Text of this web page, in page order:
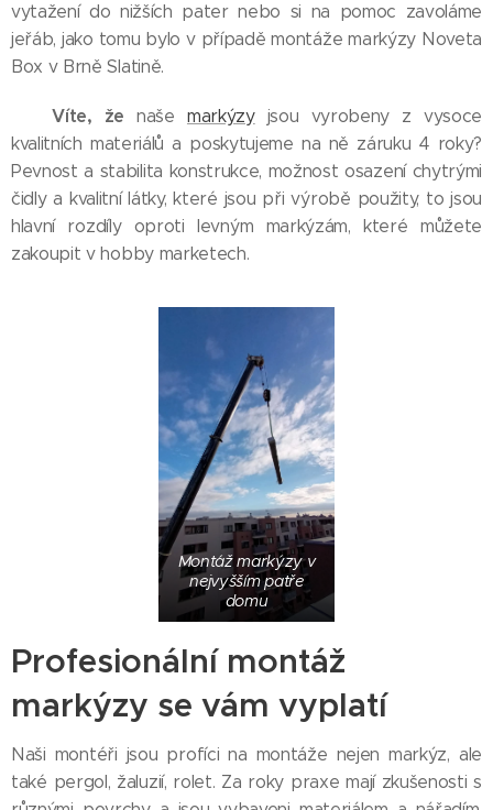
vytažení do nižších pater nebo si na pomoc zavoláme
jeřáb, jako tomu bylo v případě montáže markýzy Noveta
Box v Brně Slatině.
💡Víte, že naše markýzyjsou vyrobeny z vysoce
kvalitních materiálů a poskytujeme na ně záruku 4 roky?
Pevnost a stabilita konstrukce, možnost osazení chytrými
čidly a kvalitní látky, které jsou při výrobě použity, to jsou
hlavní rozdíly oproti levným markýzám, které můžete
zakoupit v hobby marketech.
Montáž markýzy v
nejvyšším patře
domu
Profesionální montáž
markýzy se vám vyplatí
Naši montéři jsou profíci na montáže nejen markýz, ale
také pergol, žaluzií, rolet. Za roky praxe mají zkušenosti s